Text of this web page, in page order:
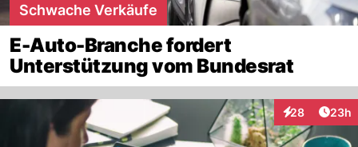
Schwache Verkäufe
E-Auto-Branche fordert
Unterstützung vom Bundesrat
28
Interaktionen
23h